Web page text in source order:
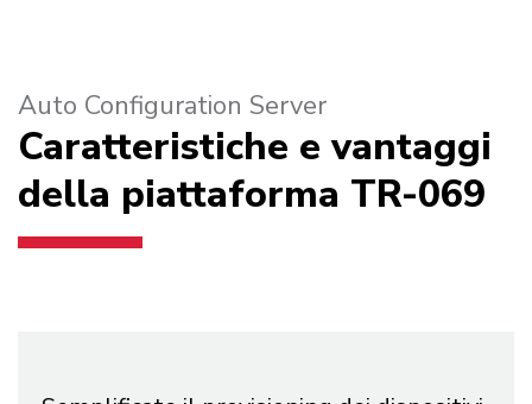
contatti
Auto Configuration Server
Caratteristiche e vantaggi
della piattaforma TR-069